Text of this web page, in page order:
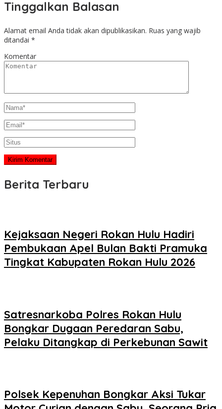
Tinggalkan Balasan
Alamat email Anda tidak akan dipublikasikan. Ruas yang wajib
ditandai *
Komentar
Berita Terbaru
Kejaksaan Negeri Rokan Hulu Hadiri
Pembukaan Apel Bulan Bakti Pramuka
Tingkat Kabupaten Rokan Hulu 2026
Satresnarkoba Polres Rokan Hulu
Bongkar Dugaan Peredaran Sabu,
Pelaku Ditangkap di Perkebunan Sawit
Polsek Kepenuhan Bongkar Aksi Tukar